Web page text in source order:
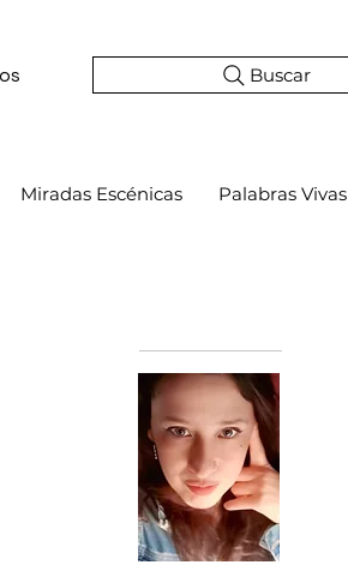
Buscar
Miradas Escénicas Palabras Vivas